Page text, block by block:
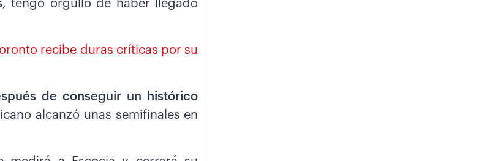
, tengo orgullo de haber llegado
recibe duras críticas por su
de conseguir un histórico
alcanzó unas semifinales en